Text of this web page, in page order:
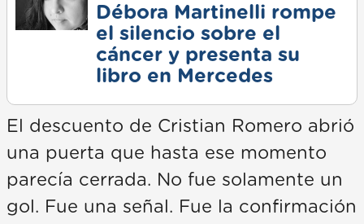
Débora Martinelli rompe
el silencio sobre el
cáncer y presenta su
libro en Mercedes
El descuento de Cristian Romero abrió
una puerta que hasta ese momento
parecía cerrada. No fue solamente un
gol. Fue una señal. Fue la confirmación